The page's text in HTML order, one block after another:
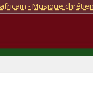
- Musique